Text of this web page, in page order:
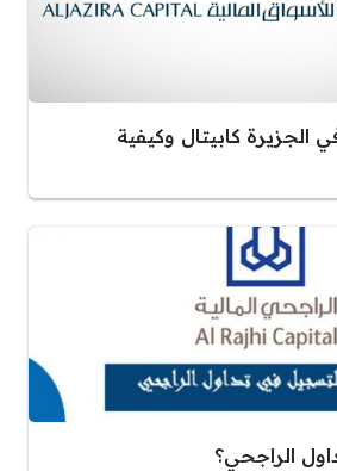
الجزيرة كابيتال وكيفية
الراجحي؟